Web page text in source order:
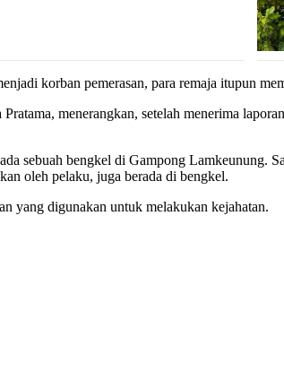
korban pemerasan, para remaja itupun
menerangkan, setelah menerima
sebuah bengkel di Gampong
oleh pelaku, juga berada di bengkel.
yang digunakan untuk melakukan kejahatan.